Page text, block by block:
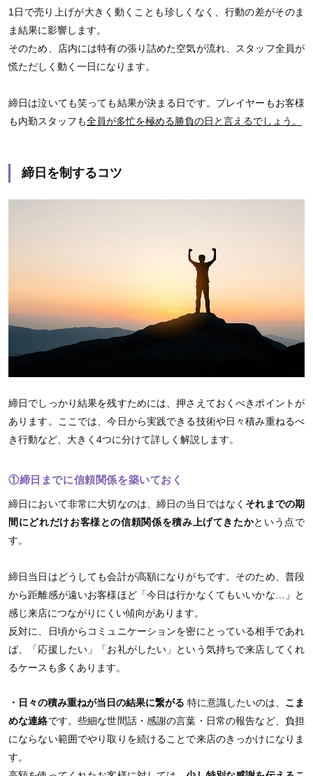
1日で売り上げが大きく動くことも珍しくなく、行動の差がそのま
ま結果に影響します。
そのため、店内には特有の張り詰めた空気が流れ、スタッフ全員が
慌ただしく動く一日になります。
締日は泣いても笑っても結果が決まる日です。プレイヤーもお客様
も内勤スタッフも全員が多忙を極める勝負の日と言えるでしょう。
締日を制するコツ
締日でしっかり結果を残すためには、押さえておくべきポイントが
あります。ここでは、今日から実践できる技術や日々積み重ねるべ
き行動など、大きく4つに分けて詳しく解説します。
①締日までに信頼関係を築いておく
締日において非常に大切なのは、締日の当日ではなく それまでの期
間にどれだけお客様との信頼関係を積み上げてきたかという点で
す。
締日当日はどうしても会計が高額になりがちです。そのため、普段
から距離感が遠いお客様ほど「今日は行かなくてもいいかな…」と
感じ来店につながりにくい傾向があります。
反対に、日頃からコミュニケーションを密にとっている相手であれ
ば、「応援したい」「お礼がしたい」という気持ちで来店してくれ
るケースも多くあります。
・日々の積み重ねが当日の結果に繋がる 特に意識したいのは、 こま
めな連絡です。些細な世間話・感謝の言葉・日常の報告など、負担
にならない範囲でやり取りを続けることで来店のきっかけになりま
す。